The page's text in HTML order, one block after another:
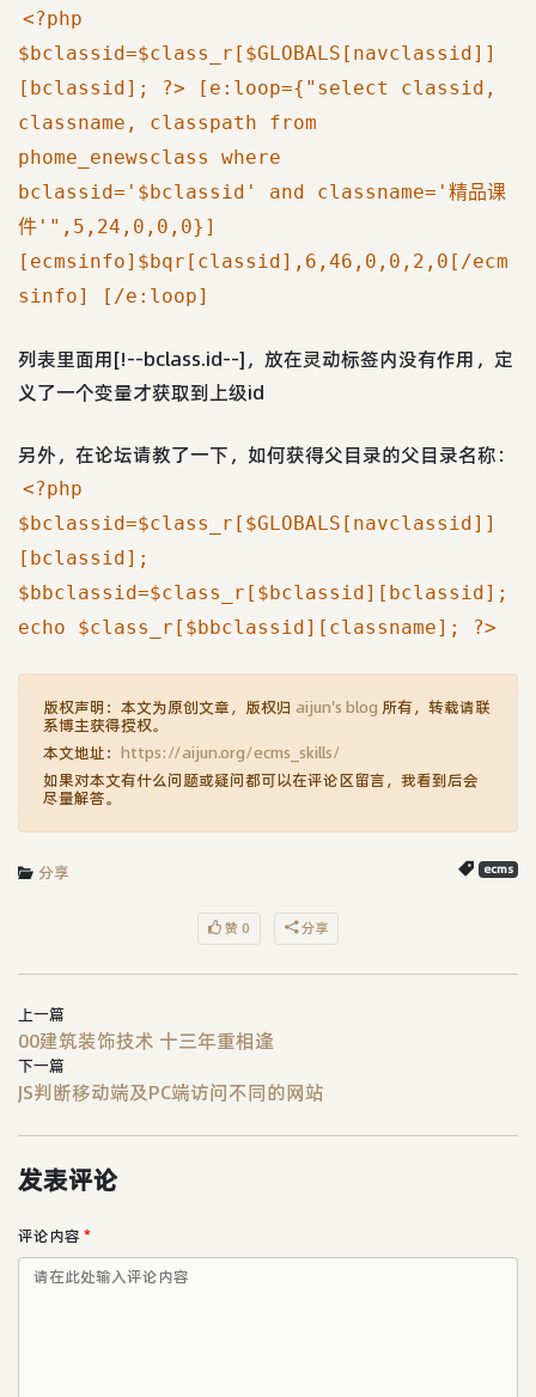
<?php
$bclassid=$class_r[$GLOBALS[navclassid]]
[bclassid]; ?> [e:loop={"select classid,
classname, classpath from
phome_enewsclass where
bclassid='$bclassid' and classname='精品课
件'",5,24,0,0,0}]
[ecmsinfo]$bqr[classid],6,46,0,0,2,0[/ecm
sinfo] [/e:loop]
列表里面用[!--bclass.id--]，放在灵动标签内没有作用，定
义了一个变量才获取到上级id
另外，在论坛请教了一下，如何获得父目录的父目录名称：
<?php
$bclassid=$class_r[$GLOBALS[navclassid]]
[bclassid];
$bbclassid=$class_r[$bclassid][bclassid];
echo $class_r[$bbclassid][classname]; ?>
版权声明：本文为原创文章，版权归 aijun's blog 所有，转载请联
系博主获得授权。
本文地址： https://aijun.org/ecms_skills/
如果对本文有什么问题或疑问都可以在评论区留言，我看到后会
尽量解答。
分享 ecms
赞 0 分享
上一篇
00建筑装饰技术 十三年重相逢
下一篇
JS判断移动端及PC端访问不同的网站
发表评论
评论内容 *